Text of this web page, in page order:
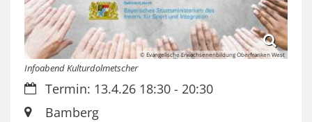
© Evangelische Erwachsenenbildung Oberfranken West
Infoabend Kulturdolmetscher
Datum:Termin: 13.4.26 18:30 - 20:30
Ort: Bamberg